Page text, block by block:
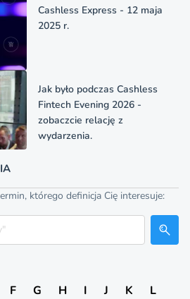
Cashless Express - 12 maja
2025 r.
Jak było podczas Cashless
Fintech Evening 2026 -
zobaczcie relację z
wydarzenia.
którego definicja Cię interesuje:
F G H I J K
L